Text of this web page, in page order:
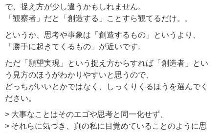
で、捉え方が少し違うかもしれません。
「観察者」だと「創造する」ことすら観てるだけ。。
というか、思考や事象は「創造するもの」というより、
「勝手に起きてくるもの」が近いです。
ただ「願望実現」という捉え方からすれば「創造者」とい
う見方のほうがわかりやすいと思うので、
どっちがいいとかではなく、しっくりくるほうを選んでく
ださい。
> 大事なことはそのエゴや思考と同一化せず、
> それらに気づき、真の私に目覚めていることのように思